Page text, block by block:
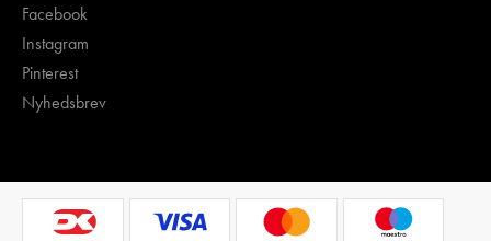
Facebook
Instagram
Pinterest
Nyhedsbrev